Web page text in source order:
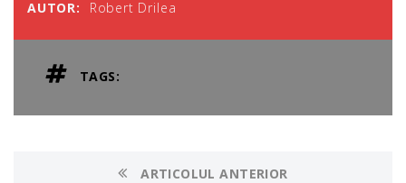
AUTOR: Robert Drilea
TAGS:
ARTICOLUL ANTERIOR